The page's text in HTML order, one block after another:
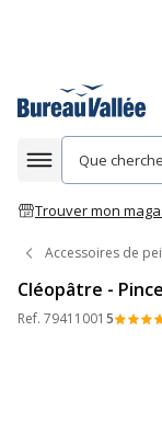
Afficher la
Trouver mon
Accessoires de
Cléopâtre -
Ref. 79411001 5